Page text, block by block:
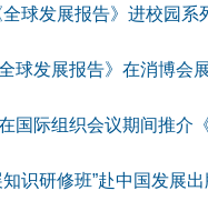
球发展报告》进校园系
球发展报告》在消博会
国际组织会议期间推介
识研修班”赴中国发展